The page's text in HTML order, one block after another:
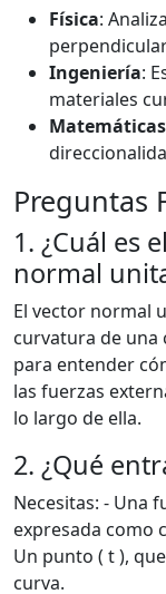
Física:
Ingeniería:
materiales
Matemáticas
Preguntas
1. ¿Cuál es
normal
El vector normal
curvatura de una
para entender
las fuerzas
lo largo de ella.
2. ¿Qué
Necesitas: - Una
expresada como
Un punto ( t ),
curva.